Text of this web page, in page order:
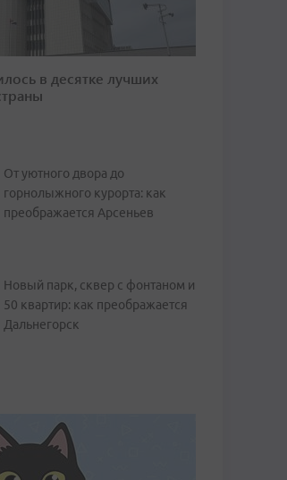
в десятке лучших
От уютного двора до
горнолыжного курорта: как
преображается Арсеньев
Новый парк, сквер с фонтаном и
50 квартир: как преображается
Дальнегорск